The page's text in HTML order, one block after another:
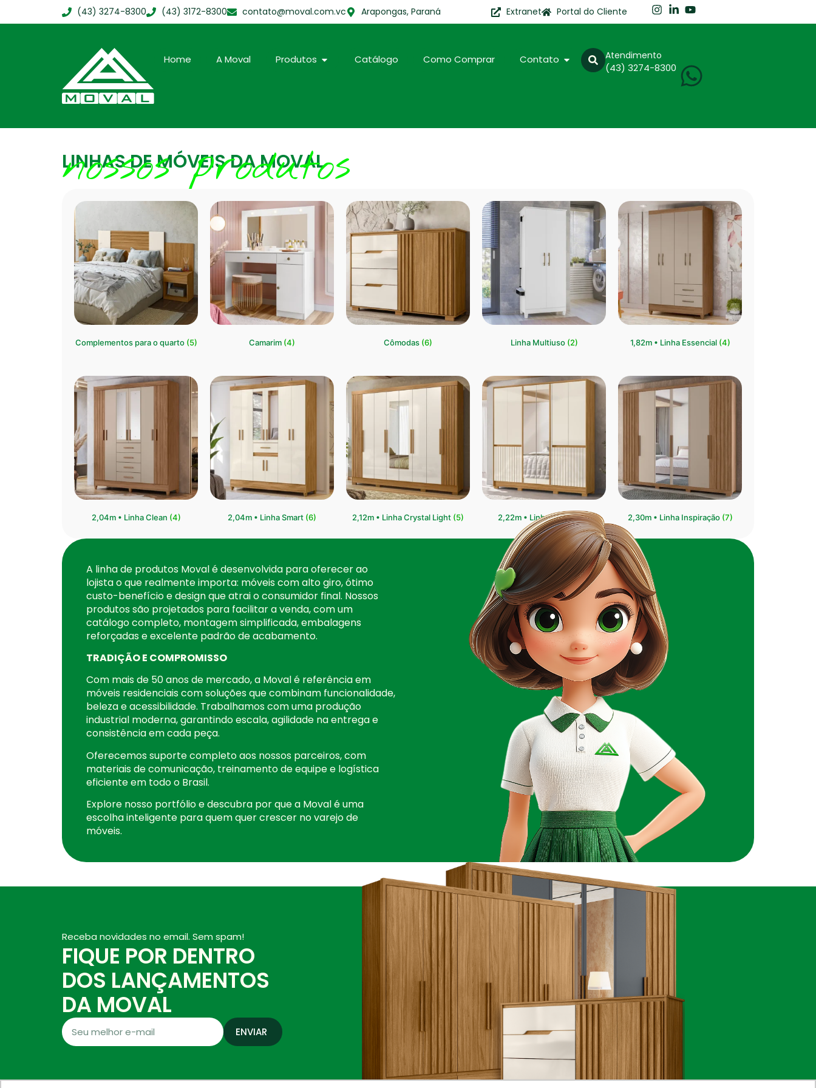
(43) 3274-8300 (43) 3172-8300 contato@moval.com.vc Arapongas, Paraná Extranet Portal do Cliente
Home A Moval Produtos Catálogo Como Comprar Contato Atendimento
(43) 3274-8300
LINHAS DE MÓVEIS DA MOVAL
nossos produtos
Complementos para o quarto (5) Camarim (4) Cômodas (6) Linha Multiuso (2) 1,82m • Linha Essencial (4)
2,04m • Linha Clean (4) ⁠2,04m • Linha Smart (6) 2,12m • Linha Crystal Light (5) 2,22m • Linha Crystal(6) 2,30m • Linha Inspiração (7)
A linha de produtos Moval é desenvolvida para oferecer ao
lojista o que realmente importa: móveis com alto giro, ótimo
custo-benefício e design que atrai o consumidor final. Nossos
produtos são projetados para facilitar a venda, com um
catálogo completo, montagem simplificada, embalagens
reforçadas e excelente padrão de acabamento.
TRADIÇÃO E COMPROMISSO
Com mais de 50 anos de mercado, a Moval é referência em
móveis residenciais com soluções que combinam funcionalidade,
beleza e acessibilidade. Trabalhamos com uma produção
industrial moderna, garantindo escala, agilidade na entrega e
consistência em cada peça.
Oferecemos suporte completo aos nossos parceiros, com
materiais de comunicação, treinamento de equipe e logística
eficiente em todo o Brasil.
Explore nosso portfólio e descubra por que a Moval é uma
escolha inteligente para quem quer crescer no varejo de
móveis.
Receba novidades no email. Sem spam!
FIQUE POR DENTRO
DOS LANÇAMENTOS
DA MOVAL
ENVIAR